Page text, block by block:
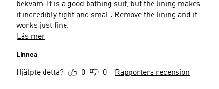
bekväm. It is a good bathing suit, but the lining makes
it incredibly tight and small. Remove the lining and it
works just fine.
Läs mer
Linnea
Hjälpte detta? 0 0 Rapportera recension